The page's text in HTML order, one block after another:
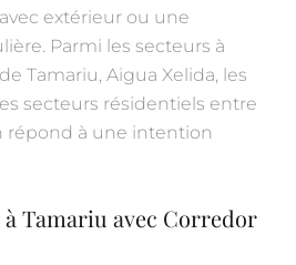
extérieur ou une
Parmi les secteurs à
Tamariu, Aigua Xelida, les
secteurs résidentiels entre
répond à une intention
Tamariu avec Corredor